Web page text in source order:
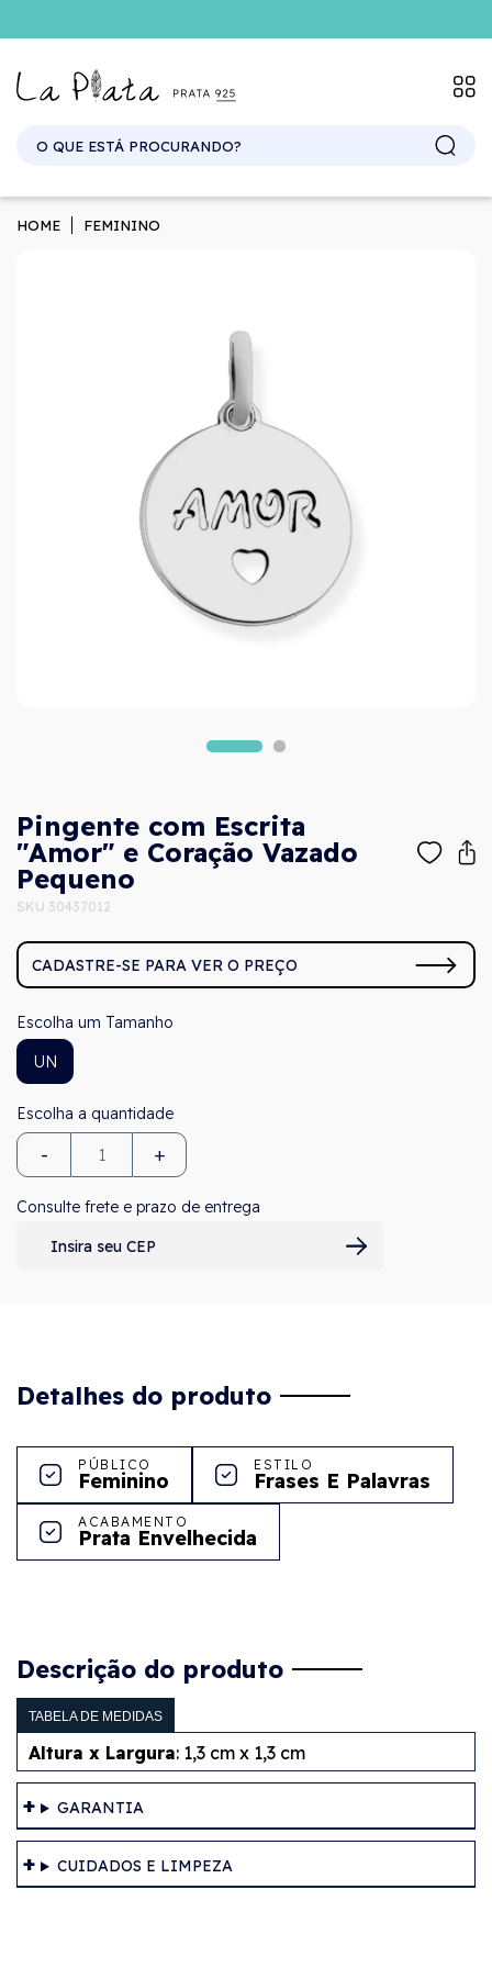
HOME FEMININO
Pingente com Escrita
"Amor" e Coração Vazado
Pequeno
SKU 30437012
CADASTRE-SE PARA VER O PREÇO
Tamanho
UN
- +
Consulte frete e prazo de entrega
Detalhes do produto
PÚBLICO
Feminino
ESTILO
Frases E Palavras
ACABAMENTO
Prata Envelhecida
Descrição do produto
TABELA DE MEDIDAS
Altura x Largura: 1,3 cm x 1,3 cm
GARANTIA
CUIDADOS E LIMPEZA